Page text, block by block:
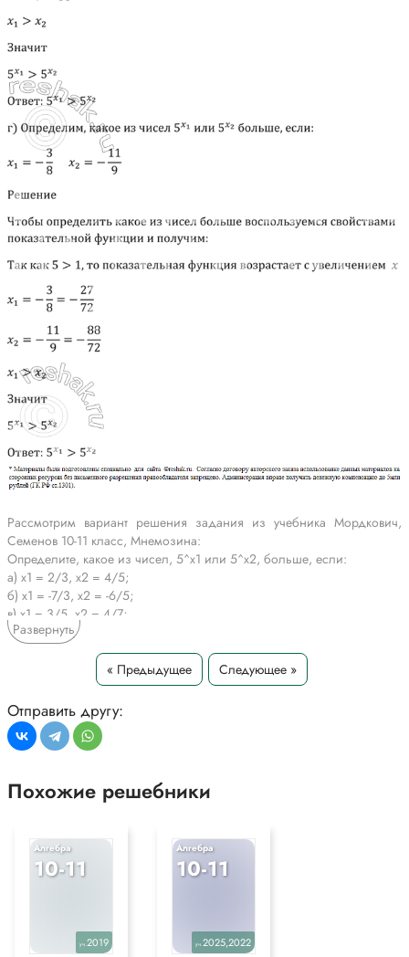
Рассмотрим вариант решения задания из учебника Мордкович,
Семенов 10-11 класс, Мнемозина:
Определите, какое из чисел, 5^x1 или 5^x2, больше, если:
а) х1 = 2/3, х2 = 4/5;
б) x1 = -7/3, x2 = -6/5;
в) x1 = 3/5, х2 = 4/7;
г) x1 = -3/8, x2 = -11/9.
*Текст задания приводится исключительно в образовательных целях
для более полного понимания решения.
Развернуть
« Предыдущее Следующее »
Отправить другу:
Похожие решебники
Алгебра
10-11
уч.2019
Алгебра
10-11
уч.2025,2022